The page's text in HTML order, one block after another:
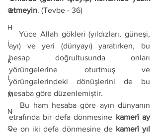
G
H
İ
K
L
M
N
O
etmeyin. (Tevbe - 36)
   Yüce Allah gökleri (yıldızları, güneşi,
ayı) ve yeri (dünyayı) yaratırken, bu
hesap doğrultusunda onları
yörüngelerine oturtmuş ve
yörüngelerindeki dönüşlerini de bu
hesaba göre düzenlemiştir.
etrafında bir defa dönmesine kamerî ay
ve on iki defa dönmesine de kamerî yıl